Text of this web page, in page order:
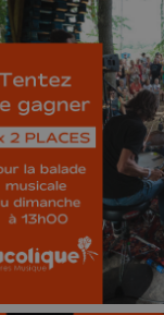
🎁
places
Bucolique
Festival
Concours valable
23h59.